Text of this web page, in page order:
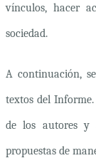
vínculos, hacer
sociedad.
A continuación,
textos del
de los autores y
propuestas de